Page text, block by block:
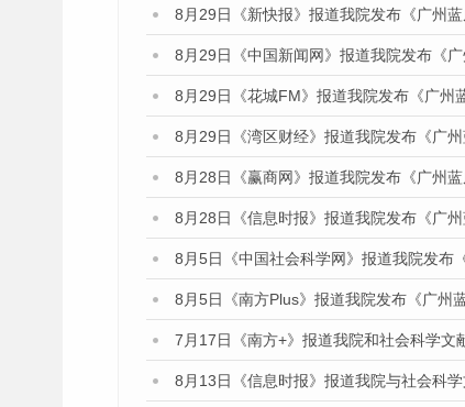
8月29日《新快报》报道我院发布《广州
8月29日《中国新闻网》报道我院发布《
8月29日《花城FM》报道我院发布《广州
8月29日《湾区财经》报道我院发布《广
8月28日《赢商网》报道我院发布《广州
8月28日《信息时报》报道我院发布《广
8月5日《中国社会科学网》报道我院发布
8月5日《南方Plus》报道我院发布《广州
7月17日《南方+》报道我院和社会科学
8月13日《信息时报》报道我院与社会科